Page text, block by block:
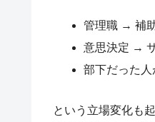
管理職 → 補
意思決定 →
部下だった人
という立場変化も